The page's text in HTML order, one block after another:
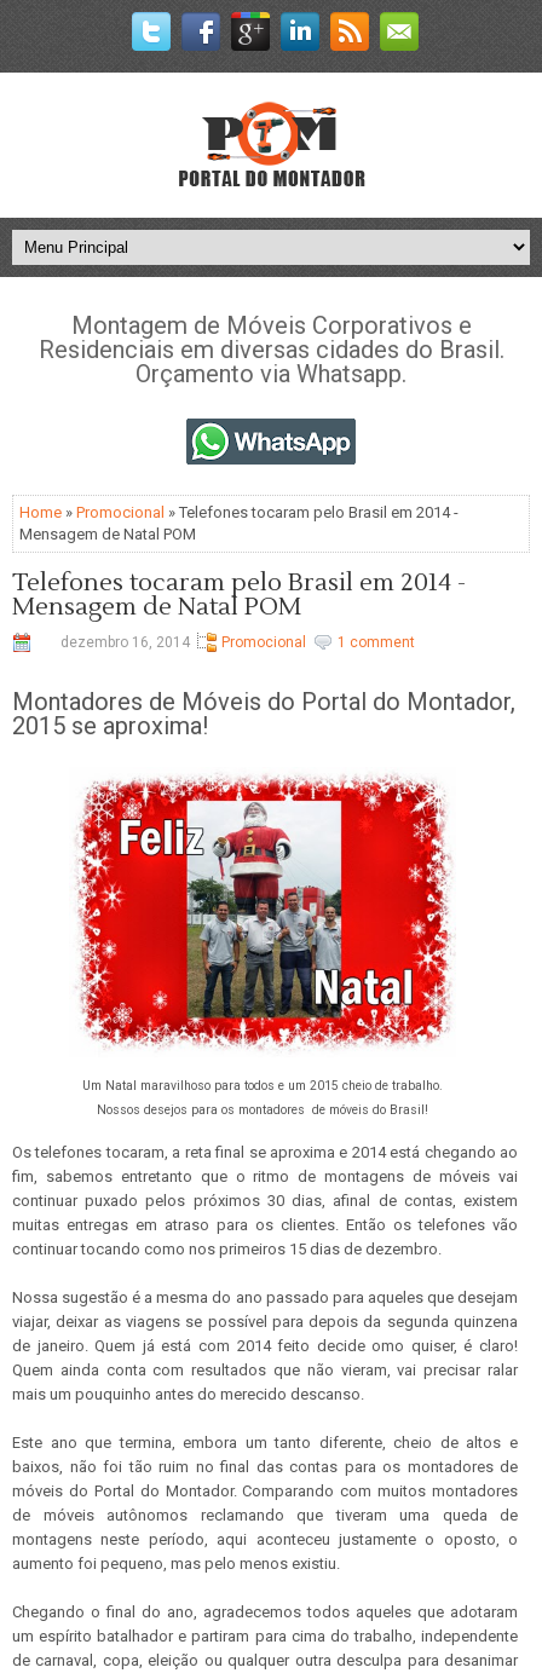
Montagem de Móveis Corporativos e
Residenciais em diversas cidades do Brasil.
Orçamento via Whatsapp.
Home » Promocional » Telefones tocaram pelo Brasil em 2014 -
Mensagem de Natal POM
Telefones tocaram pelo Brasil em 2014 -
Mensagem de Natal POM
dezembro 16, 2014 Promocional 1 comment
Montadores de Móveis do Portal do Montador,
2015 se aproxima!
Um Natal maravilhoso para todos e um 2015 cheio de trabalho.
Nossos desejos para os montadores de móveis do Brasil!
Os telefones tocaram, a reta final se aproxima e 2014 está chegando ao
fim, sabemos entretanto que o ritmo de montagens de móveis vai
continuar puxado pelos próximos 30 dias, afinal de contas, existem
muitas entregas em atraso para os clientes. Então os telefones vão
continuar tocando como nos primeiros 15 dias de dezembro.
Nossa sugestão é a mesma do ano passado para aqueles que desejam
viajar, deixar as viagens se possível para depois da segunda quinzena
de janeiro. Quem já está com 2014 feito decide omo quiser, é claro!
Quem ainda conta com resultados que não vieram, vai precisar ralar
mais um pouquinho antes do merecido descanso.
Este ano que termina, embora um tanto diferente, cheio de altos e
baixos, não foi tão ruim no final das contas para os montadores de
móveis do Portal do Montador. Comparando com muitos montadores
de móveis autônomos reclamando que tiveram uma queda de
montagens neste período, aqui aconteceu justamente o oposto, o
aumento foi pequeno, mas pelo menos existiu.
Chegando o final do ano, agradecemos todos aqueles que adotaram
um espírito batalhador e partiram para cima do trabalho, independente
de carnaval, copa, eleição ou qualquer outra desculpa para desanimar